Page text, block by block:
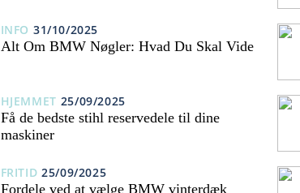
INFO 31/10/2025
Alt Om BMW Nøgler: Hvad Du Skal Vide
HJEMMET 25/09/2025
Få de bedste stihl reservedele til dine
maskiner
FRITID 25/09/2025
Fordele ved at vælge BMW vinterdæk